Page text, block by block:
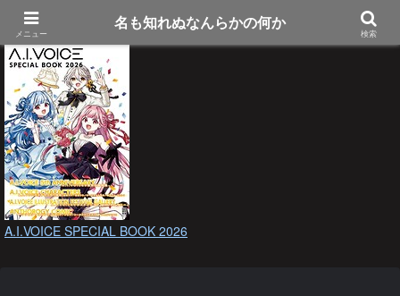
A.I.VOICE SPECIAL BOOK 2026
メニュー
名も知れぬなんらかの何か
検索